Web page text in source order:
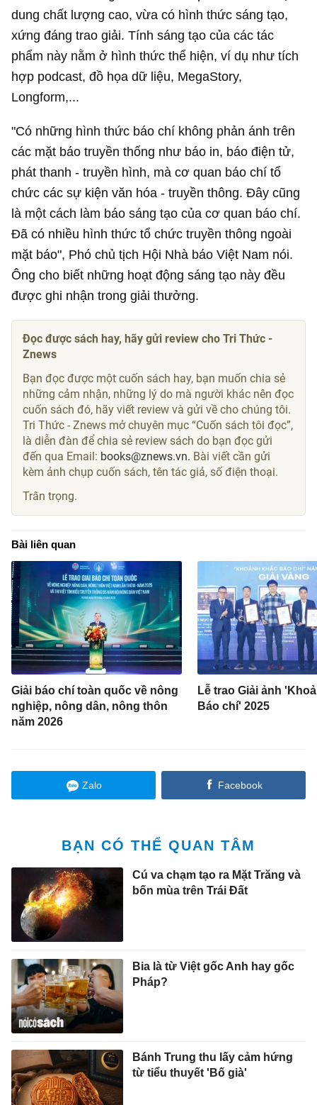
dung chất lượng cao, vừa có hình thức sáng tạo,
xứng đáng trao giải. Tính sáng tạo của các tác
phẩm này nằm ở hình thức thể hiện, ví dụ như tích
hợp podcast, đồ họa dữ liệu, MegaStory,
Longform,...
"Có những hình thức báo chí không phản ánh trên
các mặt báo truyền thống như báo in, báo điện tử,
phát thanh - truyền hình, mà cơ quan báo chí tổ
chức các sự kiện văn hóa - truyền thông. Đây cũng
là một cách làm báo sáng tạo của cơ quan báo chí.
Đã có nhiều hình thức tổ chức truyền thông ngoài
mặt báo", Phó chủ tịch Hội Nhà báo Việt Nam nói.
Ông cho biết những hoạt động sáng tạo này đều
được ghi nhận trong giải thưởng.
Đọc được sách hay, hãy gửi review cho Tri Thức -
Znews
Bạn đọc được một cuốn sách hay, bạn muốn chia sẻ
những cảm nhận, những lý do mà người khác nên đọc
cuốn sách đó, hãy viết review và gửi về cho chúng tôi.
Tri Thức - Znews mở chuyên mục “Cuốn sách tôi đọc”,
là diễn đàn để chia sẻ review sách do bạn đọc gửi
đến qua Email: books@znews.vn. Bài viết cần gửi
kèm ảnh chụp cuốn sách, tên tác giả, số điện thoại.
Trân trọng.
Bài liên quan
Giải báo chí toàn quốc về nông
nghiệp, nông dân, nông thôn
năm 2026
Lễ trao Giải ảnh
Báo chí' 2025
Zalo Facebook
BẠN CÓ THỂ QUAN TÂM
Cú va chạm tạo ra Mặt Trăng và
bốn mùa trên Trái Đất
Bia là từ Việt gốc Anh hay gốc
Pháp?
Bánh Trung thu lấy cảm hứng
từ tiểu thuyết 'Bố già'